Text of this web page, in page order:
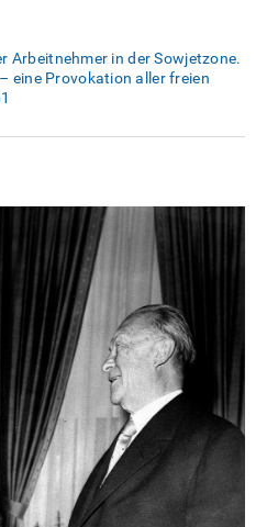
Arbeitnehmer in der Sowjetzone.
eine Provokation aller freien